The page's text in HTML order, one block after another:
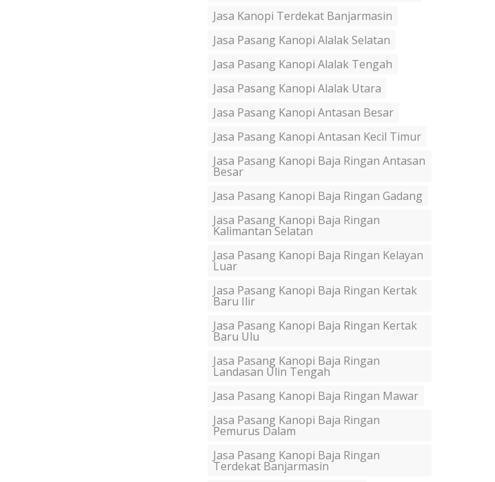
Jasa Kanopi Terdekat Banjarmasin
Jasa Pasang Kanopi Alalak Selatan
Jasa Pasang Kanopi Alalak Tengah
Jasa Pasang Kanopi Alalak Utara
Jasa Pasang Kanopi Antasan Besar
Jasa Pasang Kanopi Antasan Kecil Timur
Jasa Pasang Kanopi Baja Ringan Antasan
Besar
Jasa Pasang Kanopi Baja Ringan Gadang
Jasa Pasang Kanopi Baja Ringan
Kalimantan Selatan
Jasa Pasang Kanopi Baja Ringan Kelayan
Luar
Jasa Pasang Kanopi Baja Ringan Kertak
Baru Ilir
Jasa Pasang Kanopi Baja Ringan Kertak
Baru Ulu
Jasa Pasang Kanopi Baja Ringan
Landasan Ulin Tengah
Jasa Pasang Kanopi Baja Ringan Mawar
Jasa Pasang Kanopi Baja Ringan
Pemurus Dalam
Jasa Pasang Kanopi Baja Ringan
Terdekat Banjarmasin